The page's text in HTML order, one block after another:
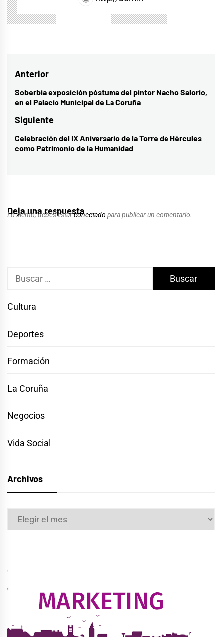
Navegación
de
Anterior
Entrada
anterior:
Soberbia exposición póstuma del pintor Nacho Salorio,
en el Palacio Municipal de La Coruña
Siguiente
Entrada
siguiente:
Celebración del IX Aniversario de la Torre de Hércules
como Patrimonio de la Humanidad
Deja una respuesta
Lo siento, debes estarconectado para publicar un comentario.
Buscar:
Cultura
Deportes
Formación
La Coruña
Negocios
Vida Social
Archivos
Archivos